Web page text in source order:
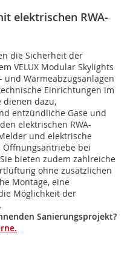
elektrischen RWA-
die Sicherheit der
VELUX Modular Skylights
Wärmeabzugsanlagen
Einrichtungen im
dienen dazu,
entzündliche Gase und
elektrischen RWA-
und elektrische
Öffnungsantriebe bei
bieten zudem zahlreiche
ohne zusätzlichen
Montage, eine
Möglichkeit der
Sanierungsprojekt?